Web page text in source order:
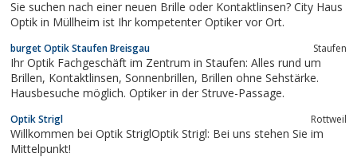
Sie suchen nach einer neuen Brille oder Kontaktlinsen? City Haus
Optik in Müllheim ist Ihr kompetenter Optiker vor Ort.
burget Optik Staufen Breisgau Staufen
Ihr Optik Fachgeschäft im Zentrum in Staufen: Alles rund um
Brillen, Kontaktlinsen, Sonnenbrillen, Brillen ohne Sehstärke.
Hausbesuche möglich. Optiker in der Struve-Passage.
Optik Strigl Rottweil
Willkommen bei Optik StriglOptik Strigl: Bei uns stehen Sie im
Mittelpunkt!